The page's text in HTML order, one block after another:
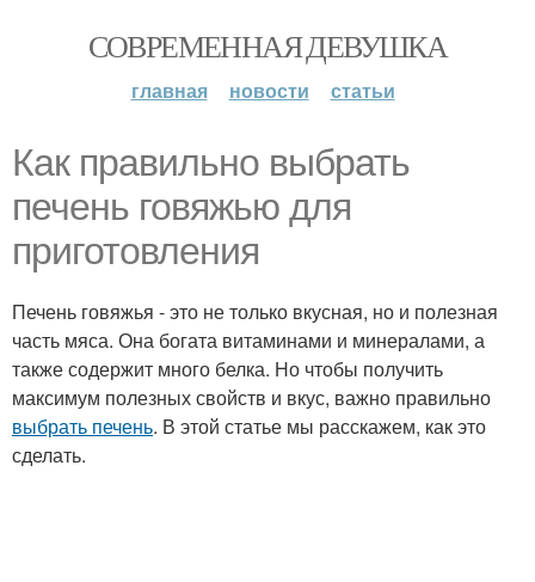
СОВРЕМЕННАЯ ДЕВУШКА
главная новости статьи
Как правильно выбрать
печень говяжью для
приготовления
Печень говяжья - это не только вкусная, но и полезная
часть мяса. Она богата витаминами и минералами, а
также содержит много белка. Но чтобы получить
максимум полезных свойств и вкус, важно правильно
выбрать печень. В этой статье мы расскажем, как это
сделать.